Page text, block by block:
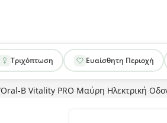
Τριχόπτωση Ευαίσθητη Περιοχή
Oral-B Vitality PRΟ Μαύρη Ηλεκτρική